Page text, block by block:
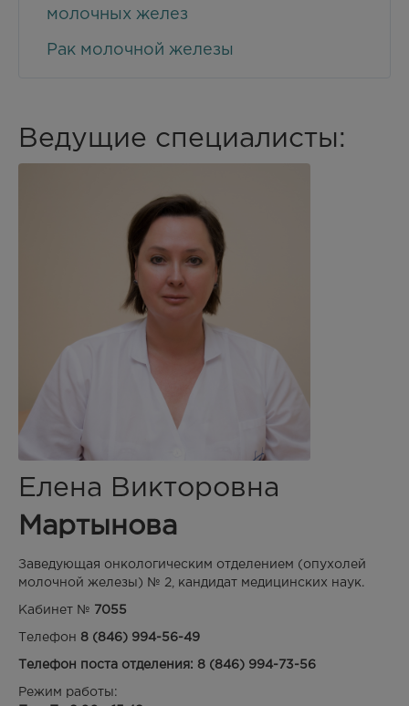
молочных желез
Рак молочной железы
Ведущие специалисты:
Елена Викторовна
Мартынова
Заведующая онкологическим отделением (опухолей
молочной железы) № 2, кандидат медицинских наук.
Кабинет № 7055
Телефон 8 (846) 994-56-49
Телефон поста отделения: 8 (846) 994-73-56
Режим работы: